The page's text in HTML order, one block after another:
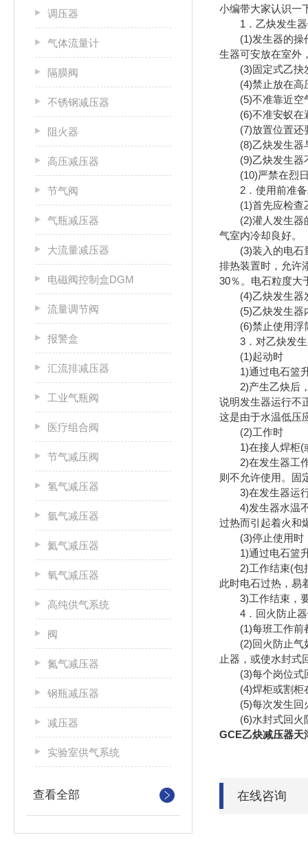
调压器
气体流量计
隔膜阀
不锈钢减压器
阻火器
高压减压器
节气阀
气瓶减压器
大流量减压器
电磁阀控制盒DGM
流量调节阀
报警盒
汇流排减压器
工业气瓶阀
医疗组合阀
节气减压阀
氢气减压器
氩气减压器
氦气减压器
氧气减压器
高纯供气系统
阀
氮气减压器
钢瓶减压器
减压器
实验室供气系统
查看全部
小编带大家认识一
1．乙炔发生器
(1)发生器的操作
生器可安放在室外
(3)固定式乙抉发
(4)禁止放在高
(5)不准靠近空
(6)不准安蚁在避
(7)放置位置还要
(8)乙炔发生器与
(9)乙炔发生器不
(10)严禁在烈日
2．使用前准备
(1)首先应检查乙
(2)灌人发生器的
气室内冷却良好。
(3)装入的电石量
排热装置时，允许
30％。电石粒度大
(4)乙炔发生器发
(5)乙炔发生器内
(6)禁止使用浮
3．对乙炔发生
(1)起动时
1)通过电石篮升
2)产生乙炔后，
说明发生器运行不
这是由于水温低压
(2)工作时
1)在接人焊柜(或
2)在发生器工作
则不允许使用。固
3)在发生器运行
4)发生器水温不
过热而引起着火和
(3)停止使用时
1)通过电石篮升
2)工作结束(包括
此时电石过热，易
3)工作结束，要
4．回火防止器
(1)每班工作前都
(2)回火防止气如
止器，或使水封式
(3)每个岗位式回
(4)焊柜或割柜在
(5)每次发生回火
(6)水封式回火
GCE乙炔减压器天
在线咨询